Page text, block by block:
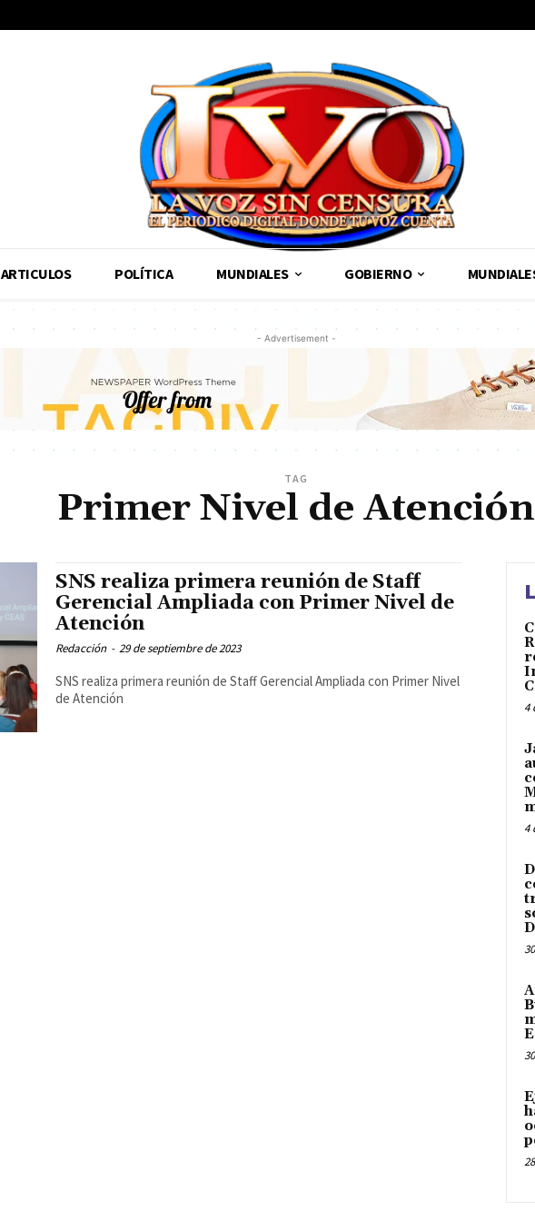
ARTICULOS POLÍTICA MUNDIALES GOBIERNO
- Advertisement -
TAG
Primer Nivel de Atención
SNS realiza primera reunión de Staff
Gerencial Ampliada con Primer Nivel de
Atención
Redacción - 29 de septiembre de 2023
SNS realiza primera reunión de Staff Gerencial Ampliada con Primer Nivel
de Atención
4
4